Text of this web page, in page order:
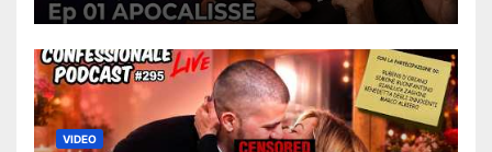
RELOADED
VIDEO